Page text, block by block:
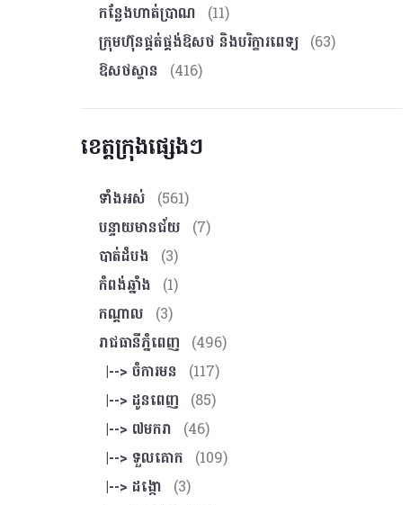
កន្លែងហាត់ប្រាណ
(11)
ក្រុមហ៊ុនផ្គត់ផ្គង់ឱសថ និងបរិក្ខារពេទ្យ (63)
ឱសថស្ថាន
(416)
ខេត្តក្រុងផ្សេងៗ
ទាំងអស់
(561)
បន្ទាយមានជ័យ
(7)
បាត់ដំបង
(3)
កំពង់ឆ្នាំង
(1)
កណ្ដាល
(3)
រាជធានីភ្នំពេញ
(496)
|--> ចំការមន
(117)
|--> ដូនពេញ
(85)
|--> ៧មករា
(46)
|--> ទួលគោក
(109)
|--> ដង្កោ
(3)